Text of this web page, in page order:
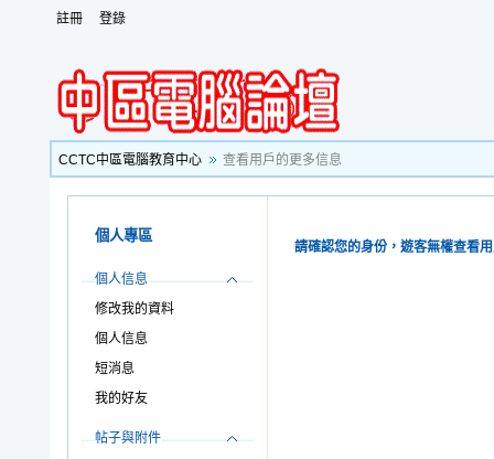
註冊 登錄
CCTC中區電腦教育中心 查看用戶的更多信息
個人專區
個人信息
修改我的資料
個人信息
短消息
我的好友
帖子與附件
請確認您的身份，遊客無權查看